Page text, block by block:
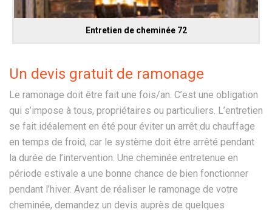
Entretien de cheminée 72
Un devis gratuit de ramonage
Le ramonage doit être fait une fois/an. C’est une obligation
qui s’impose à tous, propriétaires ou particuliers. L’entretien
se fait idéalement en été pour éviter un arrêt du chauffage
en temps de froid, car le système doit être arrêté pendant
la durée de l’intervention. Une cheminée entretenue en
période estivale a une bonne chance de bien fonctionner
pendant l’hiver. Avant de réaliser le ramonage de votre
cheminée, demandez un devis auprès de quelques